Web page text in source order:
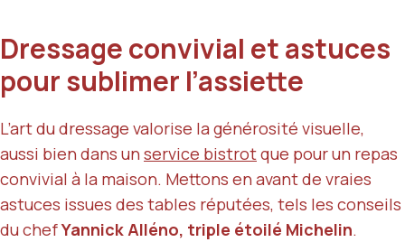
Dressage convivial et astuces
pour sublimer l’assiette
L’art du dressage valorise la générosité visuelle,
aussi bien dans un service bistrotque pour un repas
convivial à la maison. Mettons en avant de vraies
astuces issues des tables réputées, tels les conseils
du chefYannick Alléno, triple étoilé Michelin.